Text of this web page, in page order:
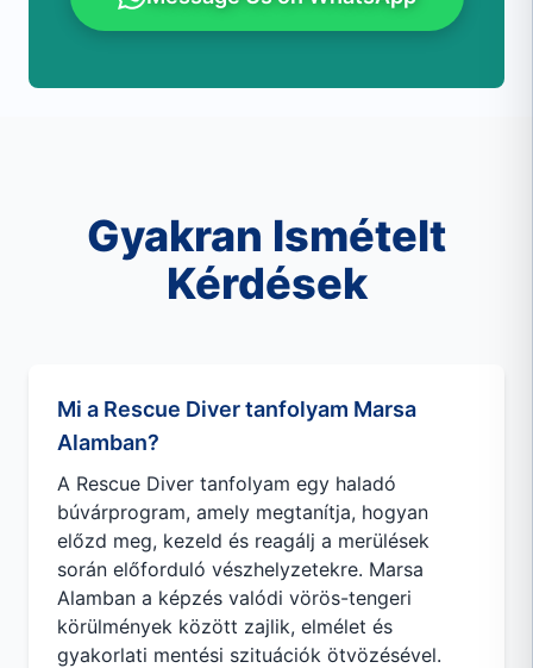
Gyakran Ismételt
Kérdések
Mi a Rescue Diver tanfolyam Marsa
Alamban?
A Rescue Diver tanfolyam egy haladó
búvárprogram, amely megtanítja, hogyan
előzd meg, kezeld és reagálj a merülések
során előforduló vészhelyzetekre. Marsa
Alamban a képzés valódi vörös-tengeri
körülmények között zajlik, elmélet és
gyakorlati mentési szituációk ötvözésével.